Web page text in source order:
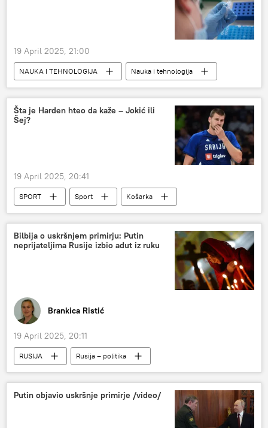
19 April 2025, 21:00
NAUKA I TEHNOLOGIJA
Nauka i tehnologija
Japan
piletina
Živi svet i genetika
Društvo
Šta je Harden hteo da kaže – Jokić ili
Šej?
19 April 2025, 20:41
SPORT Sport
Košarka
NBA u bojama Srbije
Nikola Jokić
Džejms Harden
Denver Nagets
Bilbija o uskršnjem primirju: Putin
neprijateljima Rusije izbio adut iz ruku
Brankica Ristić
19 April 2025, 20:11
RUSIJA Rusija – politika
Putin objavio uskršnje primirje /video/